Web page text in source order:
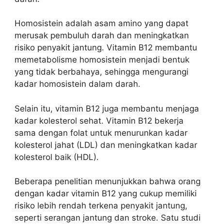
Homosistein adalah asam amino yang dapat
merusak pembuluh darah dan meningkatkan
risiko penyakit jantung. Vitamin B12 membantu
memetabolisme homosistein menjadi bentuk
yang tidak berbahaya, sehingga mengurangi
kadar homosistein dalam darah.
Selain itu, vitamin B12 juga membantu menjaga
kadar kolesterol sehat. Vitamin B12 bekerja
sama dengan folat untuk menurunkan kadar
kolesterol jahat (LDL) dan meningkatkan kadar
kolesterol baik (HDL).
Beberapa penelitian menunjukkan bahwa orang
dengan kadar vitamin B12 yang cukup memiliki
risiko lebih rendah terkena penyakit jantung,
seperti serangan jantung dan stroke. Satu studi